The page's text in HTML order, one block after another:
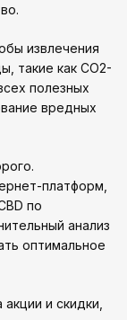
извлечения
такие как CO2-
полезных
вредных
платформ,
по
анализ
оптимальное
и скидки,